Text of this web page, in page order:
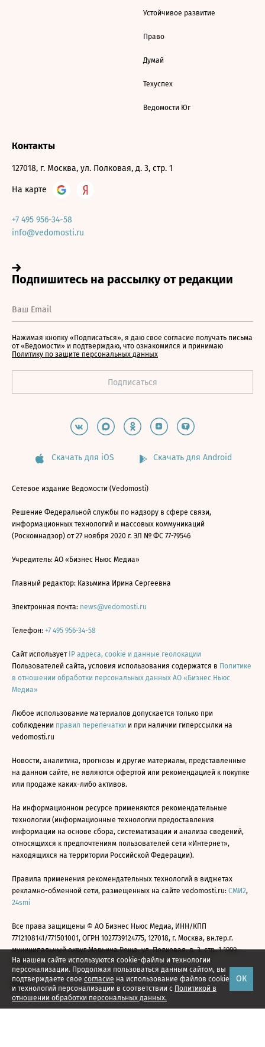
На нашем сайте используются cookie-файлы и технологии
персонализации. Продолжая пользоваться данным сайтом, вы
подтверждаете свое согласие на использование файлов cookie
и технологий персонализации в соответствии с Политикой в
отношении обработки персональных данных.
ОК
Устойчивое развитие
Право
Думай
Техуспех
Ведомости Юг
Контакты
127018, г. Москва, ул. Полковая, д. 3, стр. 1
На карте
+7 495 956-34-58
info@vedomosti.ru
Нажимая кнопку «Подписаться», я даю свое согласие получать письма
от «Ведомости» и подтверждаю, что ознакомился и принимаю
Политику по защите персональных данных
Скачать для iOS Скачать для Android
Сетевое издание Ведомости (Vedomosti)
Решение Федеральной службы по надзору в сфере связи,
информационных технологий и массовых коммуникаций
(Роскомнадзор) от 27 ноября 2020 г. ЭЛ № ФС 77-79546
Учредитель: АО «Бизнес Ньюс Медиа»
Главный редактор: Казьмина Ирина Сергеевна
Электронная почта: news@vedomosti.ru
Телефон: +7 495 956-34-58
Сайт использует IP адреса, cookie и данные геолокации
Пользователей сайта, условия использования содержатся в Политике
в отношении обработки персональных данных АО «Бизнес Ньюс
Медиа»
Любое использование материалов допускается только при
соблюдении правил перепечатки и при наличии гиперссылки на
vedomosti.ru
Новости, аналитика, прогнозы и другие материалы, представленные
на данном сайте, не являются офертой или рекомендацией к покупке
или продаже каких-либо активов.
На информационном ресурсе применяются рекомендательные
технологии (информационные технологии предоставления
информации на основе сбора, систематизации и анализа сведений,
относящихся к предпочтениям пользователей сети «Интернет»,
находящихся на территории Российской Федерации).
Правила применения рекомендательных технологий в виджетах
рекламно-обменной сети, размещенных на сайте vedomosti.ru: СМИ2,
24smi
Все права защищены © АО Бизнес Ньюс Медиа, ИНН/КПП
7712108141/771501001, ОГРН 1027739124775, 127018, г. Москва, вн.тер.г.
муниципальный округ Марьина Роща, ул. Полковая, д. 3, стр. 1 1999—
2026